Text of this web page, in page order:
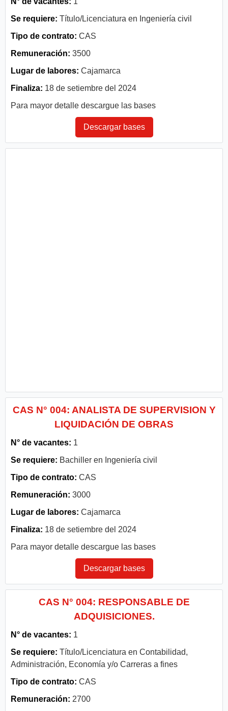
Se requiere: Título/Licenciatura en Ingeniería civil
Tipo de contrato: CAS
Remuneración: 3500
Lugar de labores: Cajamarca
Finaliza: 18 de setiembre del 2024
Para mayor detalle descargue las bases
Descargar bases
CAS N° 004: ANALISTA DE SUPERVISION Y
LIQUIDACIÓN DE OBRAS
N° de vacantes: 1
Se requiere: Bachiller en Ingeniería civil
Tipo de contrato: CAS
Remuneración: 3000
Lugar de labores: Cajamarca
Finaliza: 18 de setiembre del 2024
Para mayor detalle descargue las bases
Descargar bases
CAS N° 004: RESPONSABLE DE
ADQUISICIONES.
N° de vacantes: 1
Se requiere: Título/Licenciatura en Contabilidad,
Administración, Economía y/o Carreras a fines
Tipo de contrato: CAS
Remuneración: 2700